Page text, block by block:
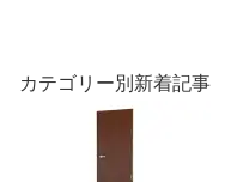
カテゴリー別新着記事